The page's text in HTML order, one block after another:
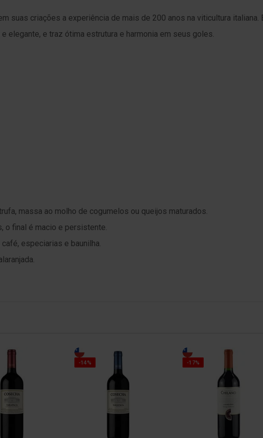
suas criações a experiência de mais de 200 anos na viticultura italiana.
elegante, e traz ótima estrutura e harmonia em seus goles.
massa ao molho de cogumelos ou queijos maturados.
o final é macio e persistente.
especiarias e baunilha.
-14% -17%